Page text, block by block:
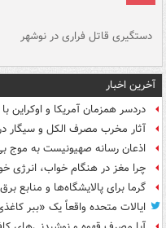
دستگیری قاتل فراری در نوشهر
آخرین اخبار
دردسر همزمان آمریکا و
آثار مخرب مصرف الکل و سیگار
اذعان رسانه صهیونیست به موج
چرا مغز در هنگام خواب، انرژی
گرما برای پالایشگاه‌ها و منابع
ایالات متحده واقعاً یک «ببر